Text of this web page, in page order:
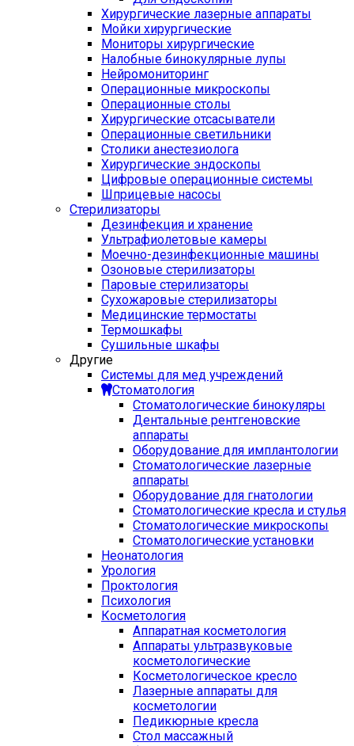
Хирургические лазерные аппараты
Мойки хирургические
Мониторы хирургические
Налобные бинокулярные лупы
Нейромониторинг
Операционные микроскопы
Операционные столы
Хирургические отсасыватели
Операционные светильники
Столики анестезиолога
Хирургические эндоскопы
Цифровые операционные системы
Шприцевые насосы
Стерилизаторы
Дезинфекция и хранение
Ультрафиолетовые камеры
Моечно-дезинфекционные машины
Озоновые стерилизаторы
Паровые стерилизаторы
Сухожаровые стерилизаторы
Медицинские термостаты
Термошкафы
Сушильные шкафы
Другие
Системы для мед учреждений
Стоматология
Стоматологические бинокуляры
Дентальные рентгеновские
аппараты
Оборудование для имплантологии
Стоматологические лазерные
аппараты
Оборудование для гнатологии
Стоматологические кресла и стулья
Стоматологические микроскопы
Стоматологические установки
Неонатология
Урология
Проктология
Психология
Косметология
Аппаратная косметология
Аппараты ультразвуковые
косметологические
Косметологическое кресло
Лазерные аппараты для
косметологии
Педикюрные кресла
Стол массажный